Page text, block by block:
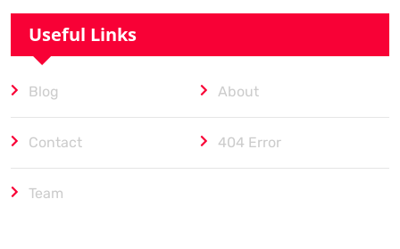
Useful Links
Blog About
Contact 404 Error
Team